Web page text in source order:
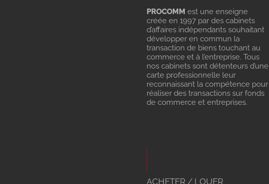
PROCOMM est une enseigne
créée en 1997 par des cabinets
d’affaires indépendants souhaitant
développer en commun la
transaction de biens touchant au
commerce et à l’entreprise. Tous
nos cabinets sont détenteurs d’une
carte professionnelle leur
reconnaissant la compétence pour
réaliser des transactions sur fonds
de commerce et entreprises.
ACHETER / LOUER